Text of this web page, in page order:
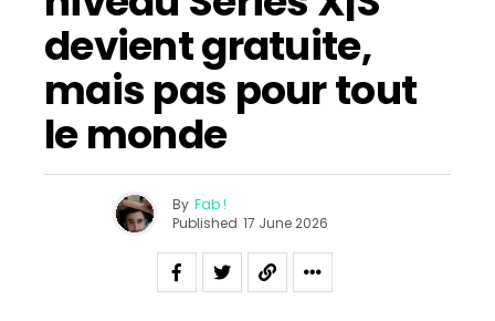
devient gratuite,
mais pas pour tout
le monde
By Fab !
Published 17 June 2026